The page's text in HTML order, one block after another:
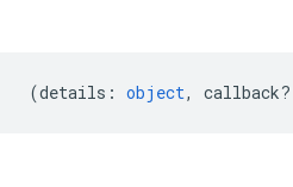
(details : object, callback?